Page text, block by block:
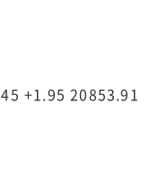
+1.95 20853.91